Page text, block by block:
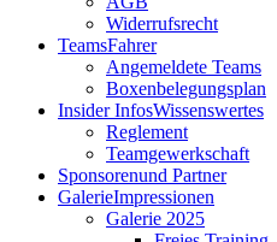
Widerrufsrecht
TeamsFahrer
Angemeldete Teams
Boxenbelegungsplan
Insider InfosWissenswertes
Reglement
Teamgewerkschaft
Sponsorenund Partner
GalerieImpressionen
Galerie 2025